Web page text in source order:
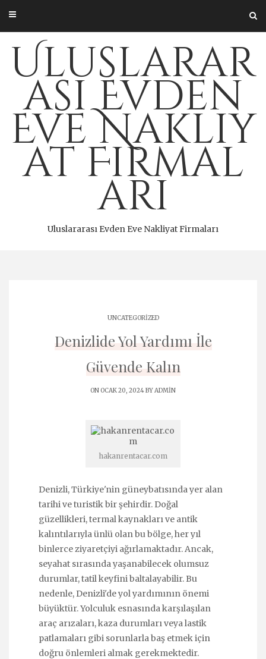
content
Uluslarar
ası Evden
Eve Nakliy
at Firmal
arı
Uluslararası Evden Eve Nakliyat Firmaları
UNCATEGORIZED
Denizlide Yol Yardımı İle
Güvende Kalın
ON OCAK 20, 2024 BYADMIN
hakanrentacar.com
Denizli, Türkiye'nin güneybatısında yer alan
tarihi ve turistik bir şehirdir. Doğal
güzellikleri, termal kaynakları ve antik
kalıntılarıyla ünlü olan bu bölge, her yıl
binlerce ziyaretçiyi ağırlamaktadır. Ancak,
seyahat sırasında yaşanabilecek olumsuz
durumlar, tatil keyfini baltalayabilir. Bu
nedenle, Denizli'de yol yardımının önemi
büyüktür. Yolculuk esnasında karşılaşılan
araç arızaları, kaza durumları veya lastik
patlamaları gibi sorunlarla baş etmek için
doğru önlemleri almak gerekmektedir.